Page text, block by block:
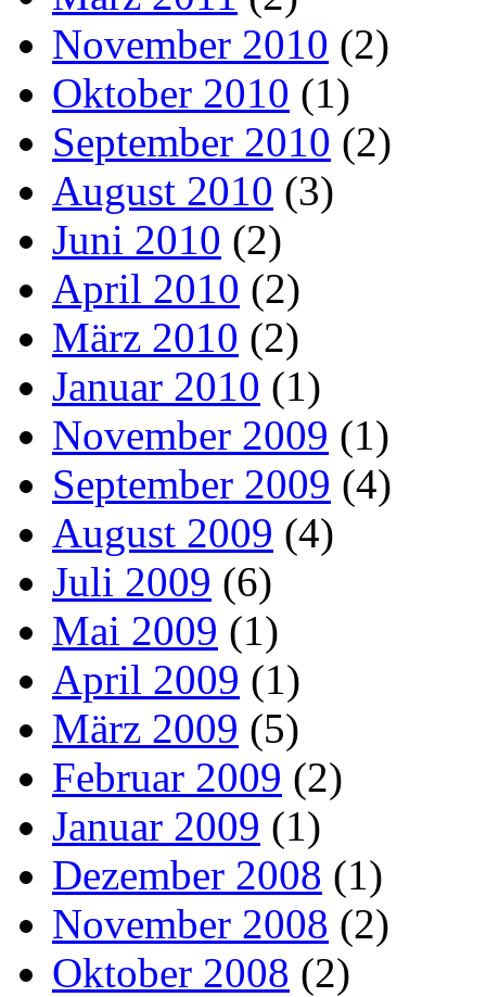
November 2010 (2)
Oktober 2010 (1)
September 2010 (2)
August 2010 (3)
Juni 2010 (2)
April 2010 (2)
März 2010 (2)
Januar 2010 (1)
November 2009 (1)
September 2009 (4)
August 2009 (4)
Juli 2009 (6)
Mai 2009 (1)
April 2009 (1)
März 2009 (5)
Februar 2009 (2)
Januar 2009 (1)
Dezember 2008 (1)
November 2008 (2)
Oktober 2008 (2)